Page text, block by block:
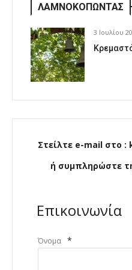
ΛΑΜΝΟΚΟΠΩΝΤΑΣ
3 Ιουλίου
Στείλτε e-mail στο :
ή συμπληρώστε
Επικοινωνία
Όνομα *